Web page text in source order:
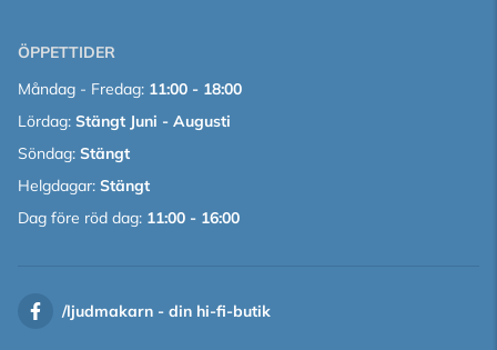
ÖPPETTIDER
Måndag - Fredag: 11:00 - 18:00
Lördag: Stängt Juni - Augusti
Söndag: Stängt
Helgdagar: Stängt
Dag före röd dag: 11:00 - 16:00
/ljudmakarn - din hi-fi-butik